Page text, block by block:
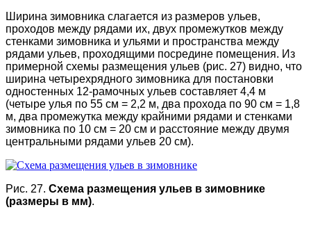
Ширина зимовника слагается из размеров ульев,
проходов между рядами их, двух промежутков между
стенками зимовника и ульями и пространства между
рядами ульев, проходящими посредине помещения. Из
примерной схемы размещения ульев (рис. 27) видно, что
ширина четырехрядного зимовника для постановки
одностенных 12-рамочных ульев составляет 4,4 м
(четыре улья по 55 см = 2,2 м, два прохода по 90 см = 1,8
м, два промежутка между крайними рядами и стенками
зимовника по 10 см = 20 см и расстояние между двумя
центральными рядами ульев 20 см).
Рис. 27. Схема размещения ульев в зимовнике
(размеры в мм).